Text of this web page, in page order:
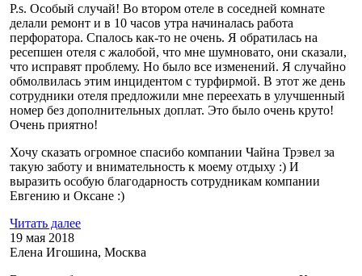
P.s. Особый случай! Во втором отеле в соседней комнате
делали ремонт и в 10 часов утра начиналась работа
перфоратора. Спалось как-то не очень. Я обратилась на
ресепшен отеля с жалобой, что мне шумновато, они сказали,
что исправят проблему. Но было все изменений. Я случайно
обмолвилась этим инцидентом с турфирмой. В этот же день
сотрудники отеля предложили мне переехать в улучшенный
номер без дополнительных доплат. Это было очень круто!
Очень приятно!
Хочу сказать огромное спасибо компании Чайна Трэвел за
такую заботу и внимательность к моему отдыху :) И
выразить особую благодарность сотрудникам компании
Евгению и Оксане :)
Читать далее
19 мая 2018
Елена Игошина, Москва